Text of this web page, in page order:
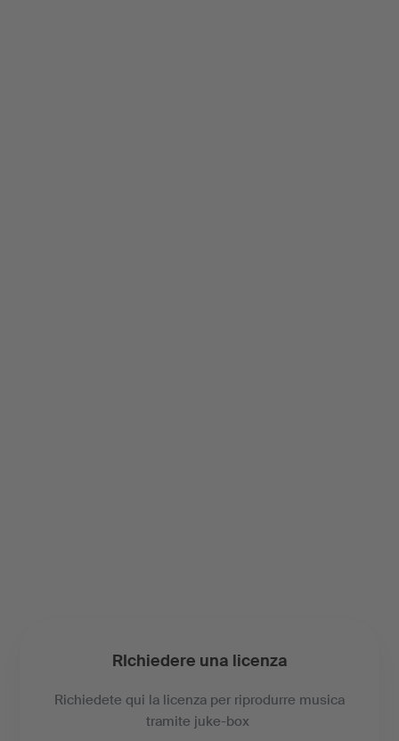
RIchiedere una licenza
Richiedete qui la licenza per riprodurre musica
tramite juke-box